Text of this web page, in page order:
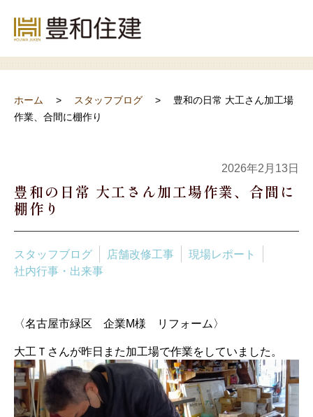
スタッフブログ
ホーム スタッフブログ
豊和の日常 大工さん加工場
作業、合間に棚作り
2026年2月13日
豊和の日常 大工さん加工場作業、合間に
棚作り
スタッフブログ 店舗改修工事
現場レポート
社内行事・出来事
〈名古屋市緑区 企業M様 リフォーム〉
大工Ｔさんが昨日また加工場で作業をしていました。